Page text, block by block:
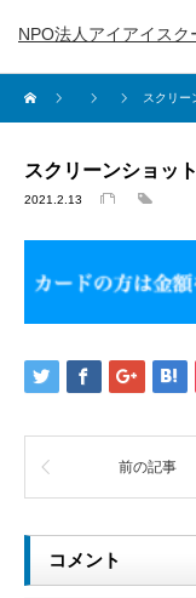
NPO法人アイアイスク
スクリ
スクリーンショッ
2021.2.13
前の記事
コメント